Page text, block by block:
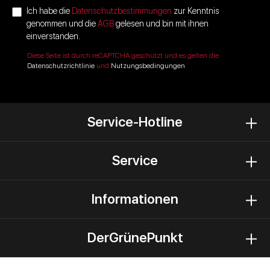
Ich habe die Datenschutzbestimmungen zur Kenntnis
genommen und dieAGBgelesen und bin mit ihnen
einverstanden.
Diese Seite ist durch reCAPTCHA geschützt und es gelten die
Datenschutzrichtlinie und Nutzungsbedingungen.
DerGrünePunkt
Service-Hotline
Service
Informationen